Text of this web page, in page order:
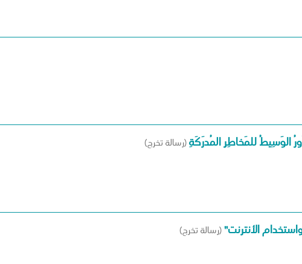
الوَسِيطُ للمَخاطِرِ المُدرَكَةِ(رسالة تخرج)
الأنترنت"(رسالة تخرج)